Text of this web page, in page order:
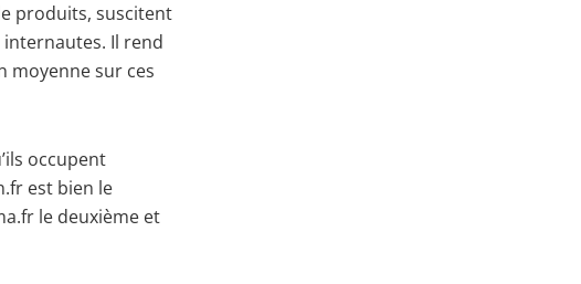
produits, suscitent
internautes. Il rend
moyenne sur ces
occupent
est bien le
le deuxième et